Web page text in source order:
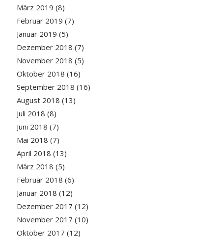
März 2019 (8)
Februar 2019 (7)
Januar 2019 (5)
Dezember 2018 (7)
November 2018 (5)
Oktober 2018 (16)
September 2018 (16)
August 2018 (13)
Juli 2018 (8)
Juni 2018 (7)
Mai 2018 (7)
April 2018 (13)
März 2018 (5)
Februar 2018 (6)
Januar 2018 (12)
Dezember 2017 (12)
November 2017 (10)
Oktober 2017 (12)